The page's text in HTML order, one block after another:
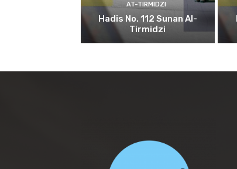
AT-TIRMIDZI
Hadis No. 112 Sunan Al-
Tirmidzi